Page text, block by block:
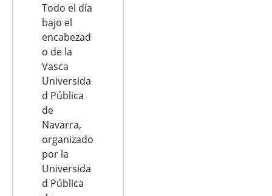
Todo el día
bajo el
encabezad
o de la
Vasca
Universida
d Pública
de
Navarra,
organizado
por la
Universida
d Pública